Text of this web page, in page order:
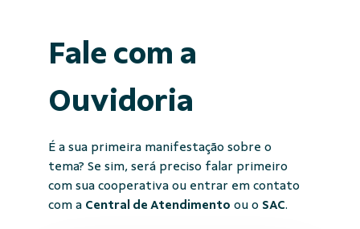
Fale com a
Ouvidoria
É a sua primeira manifestação sobre o
tema? Se sim, será preciso falar primeiro
com sua cooperativa ou entrar em contato
com a Central de Atendimento ou o SAC.